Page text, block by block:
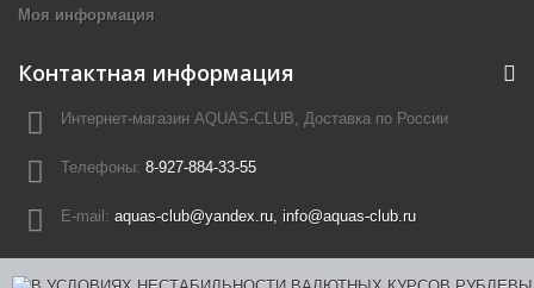
Моя информация
Контактная информация
Интернет-магазин AQUAS-CLUB, Доставка по России
Телефоны: 8-927-884-33-55
E-mail: aquas-club@yandex.ru, info@aquas-club.ru